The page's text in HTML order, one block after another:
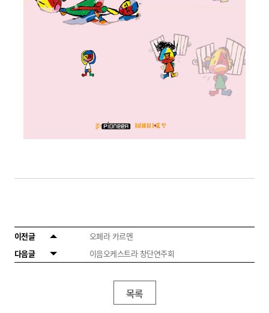
이전글
오페라 카르멘
다음글
이음오케스트라 창단연주회
목록